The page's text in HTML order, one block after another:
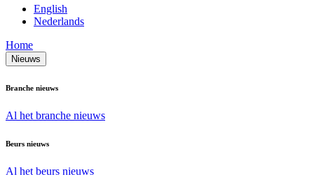
English
Nederlands
Home
Nieuws
Branche nieuws
Al het branche nieuws
Beurs nieuws
Al het beurs nieuws